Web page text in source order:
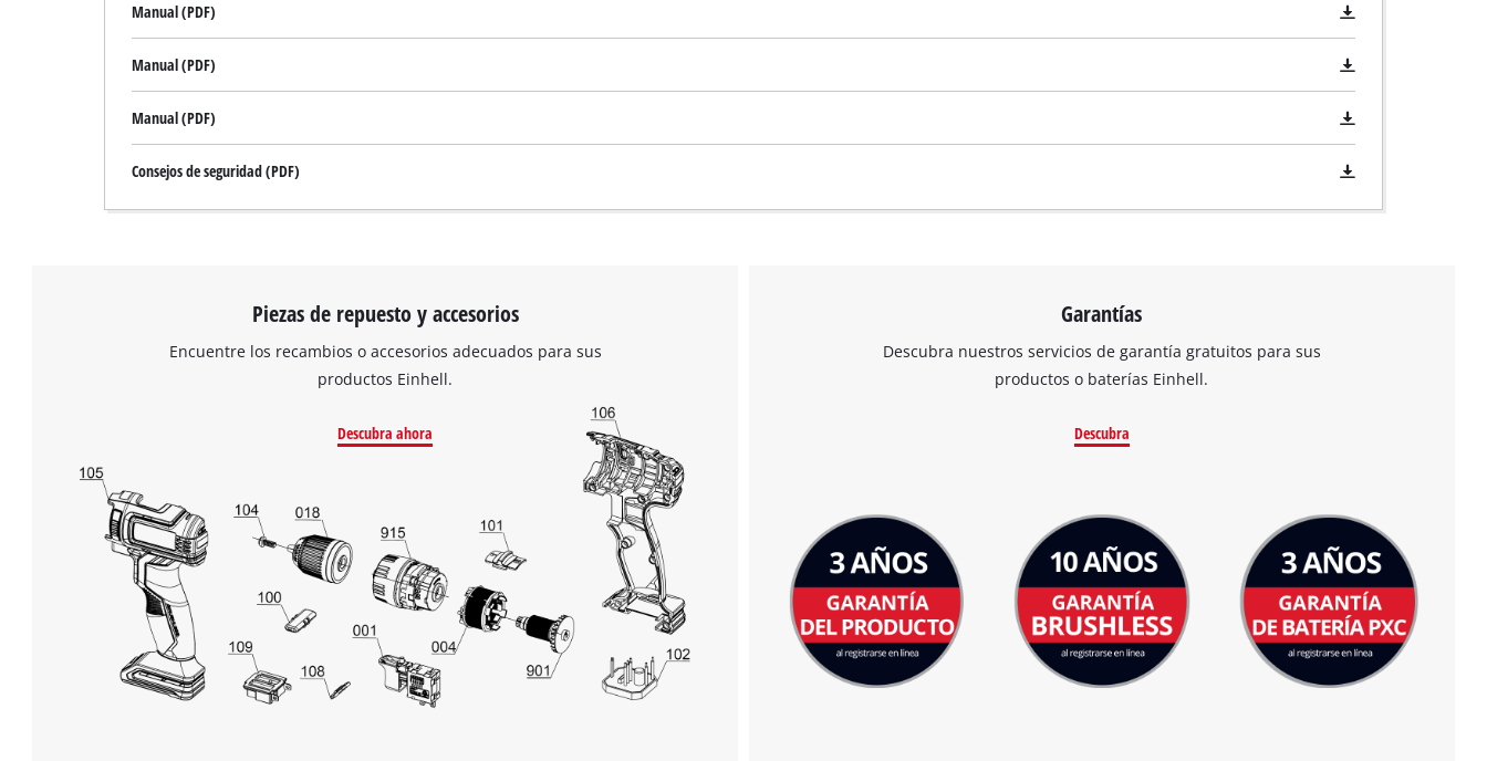
Manual (PDF)
Manual (PDF)
Manual (PDF)
Consejos de seguridad (PDF)
Piezas de repuesto y accesorios
Encuentre los recambios o accesorios adecuados para sus
productos Einhell.
Descubra ahora
Garantías
Descubra nuestros servicios de garantía gratuitos para sus
productos o baterías Einhell.
Descubra